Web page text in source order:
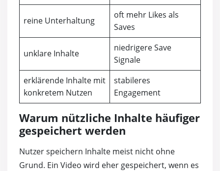
reine Unterhaltung
oft mehr Likes als
Saves
unklare Inhalte
niedrigere Save
Signale
erklärende Inhalte mit
konkretem Nutzen
stabileres
Engagement
Warum nützliche Inhalte häufiger
gespeichert werden
Nutzer speichern Inhalte meist nicht ohne
Grund. Ein Video wird eher gespeichert, wenn es